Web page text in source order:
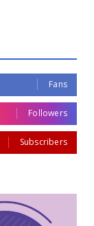
Fans
Followers
Subscribers